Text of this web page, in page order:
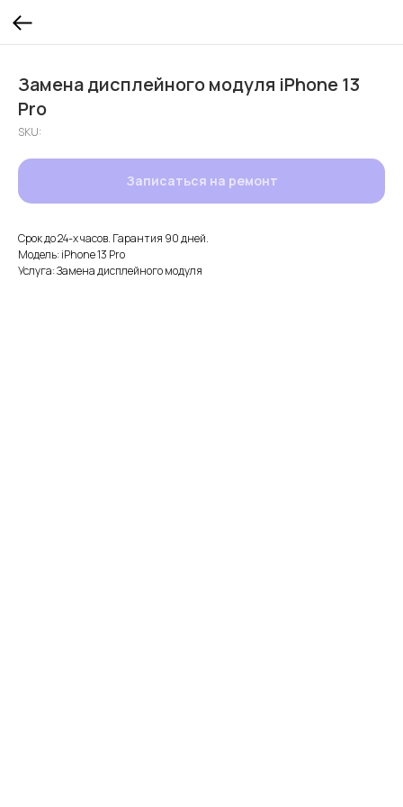
Замена дисплейного модуля iPhone 13
Pro
SKU:
Записаться на ремонт
Срок до 24-х часов. Гарантия 90 дней.
Модель: iPhone 13 Pro
Услуга: Замена дисплейного модуля